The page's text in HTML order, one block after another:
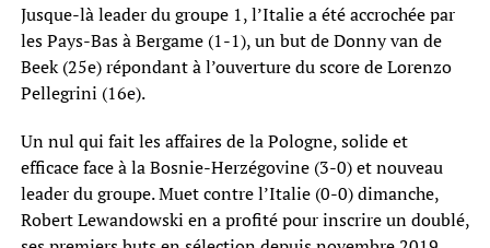
Jusque-là leader du groupe 1, l’Italie a été accrochée par
les Pays-Bas à Bergame (1-1), un but de Donny van de
Beek (25e) répondant à l’ouverture du score de Lorenzo
Pellegrini (16e).
Un nul qui fait les affaires de la Pologne, solide et
efficace face à la Bosnie-Herzégovine (3-0) et nouveau
leader du groupe. Muet contre l’Italie (0-0) dimanche,
Robert Lewandowski en a profité pour inscrire un doublé,